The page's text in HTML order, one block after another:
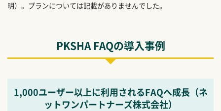
明）。プランについては記載がありませんでした。
PKSHA FAQの導入事例
1,000ユーザー以上に利用されるFAQへ成長（ネ
ットワンパートナーズ株式会社）